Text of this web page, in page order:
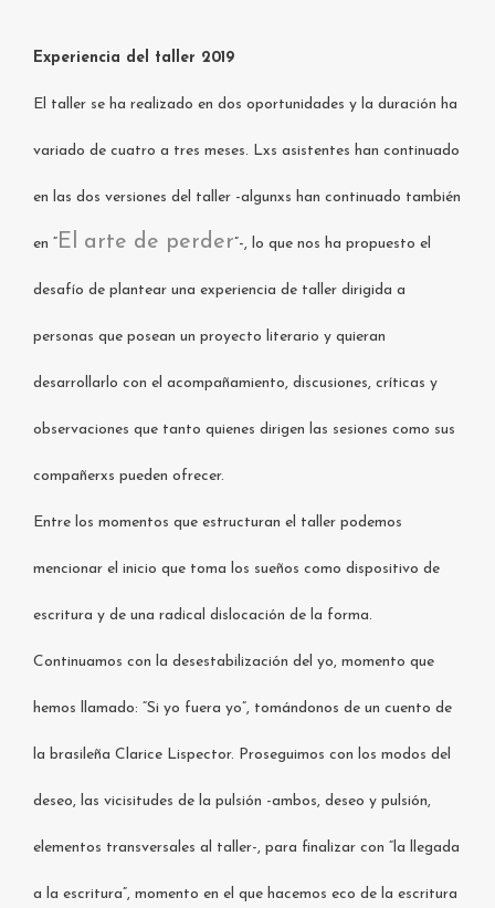
Experiencia del taller 2019
El taller se ha realizado en dos oportunidades y la duración ha
variado de cuatro a tres meses. Lxs asistentes han continuado
en las dos versiones del taller -algunxs han continuado también
en “ El arte de perder”-, lo que nos ha propuesto el
desafío de plantear una experiencia de taller dirigida a
personas que posean un proyecto literario y quieran
desarrollarlo con el acompañamiento, discusiones, críticas y
observaciones que tanto quienes dirigen las sesiones como sus
compañerxs pueden ofrecer.
Entre los momentos que estructuran el taller podemos
mencionar el inicio que toma los sueños como dispositivo de
escritura y de una radical dislocación de la forma.
Continuamos con la desestabilización del yo, momento que
hemos llamado: “Si yo fuera yo”, tomándonos de un cuento de
la brasileña Clarice Lispector. Proseguimos con los modos del
deseo, las vicisitudes de la pulsión -ambos, deseo y pulsión,
elementos transversales al taller-, para finalizar con “la llegada
a la escritura”, momento en el que hacemos eco de la escritura